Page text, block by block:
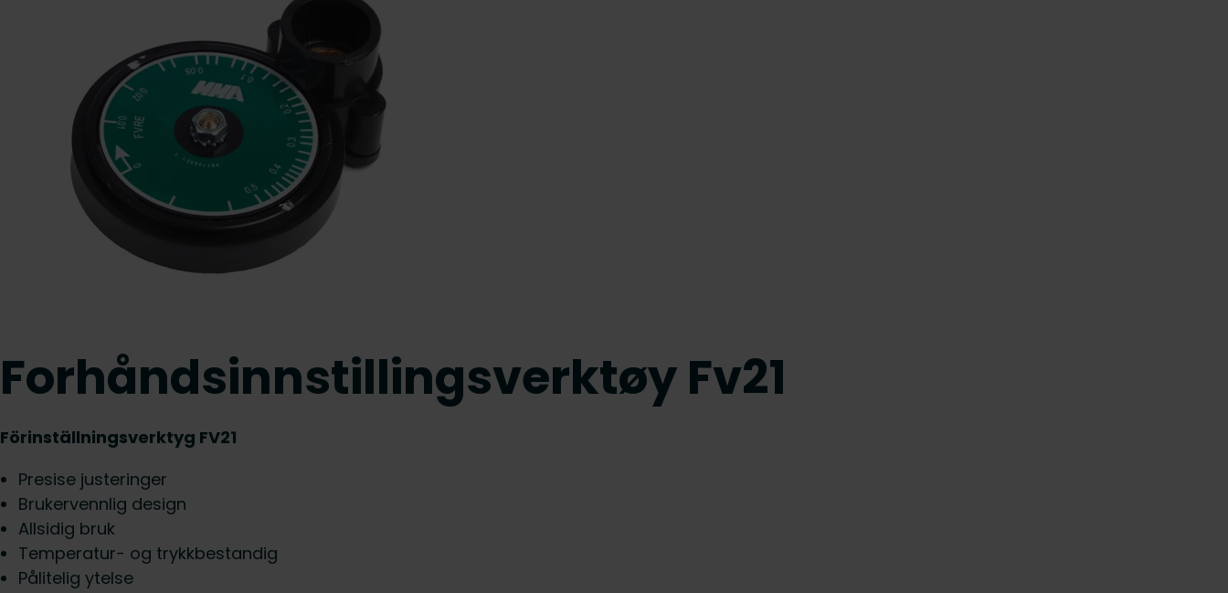
Forhåndsinnstillingsverktøy Fv21
Förinställningsverktyg FV21
Presise justeringer
Brukervennlig design
Allsidig bruk
Temperatur- og trykkbestandig
Pålitelig ytelse